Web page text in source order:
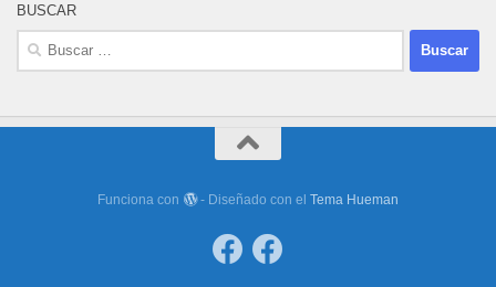
BUSCAR
Buscar:
Funciona con - Diseñado con el Tema Hueman